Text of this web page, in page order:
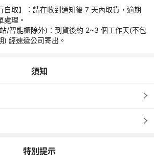
位置或搬抬跨過離地超過30 厘米或以上的
) 將至少收取額外HK$150。 4. 超時等候費
分鐘內，如超時將取超時等候費用(每10分
有費用需以現金方式於送貨時繳付給送貨
質及使用，本公司並不接受以外盒或產品包裝
更改、取消、退款及轉讓。請務必核實所有
代表已成功預留訂購之產品，一切取決於供應
自取】：請在收到通知後 7 天內取貨，逾期
處理。
/智能櫃除外)：到貨後約 2~3 個工作天(不包
) 經速遞公司寄出。
須知
特別提示